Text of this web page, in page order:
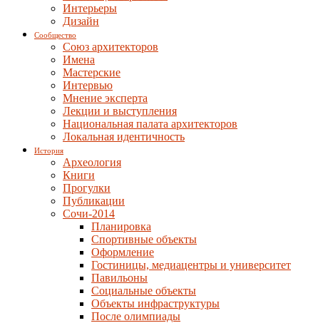
Интерьеры
Дизайн
Сообщество
Союз архитекторов
Имена
Мастерские
Интервью
Мнение эксперта
Лекции и выступления
Национальная палата архитекторов
Локальная идентичность
История
Археология
Книги
Прогулки
Публикации
Сочи-2014
Планировка
Спортивные объекты
Оформление
Гостиницы, медиацентры и университет
Павильоны
Социальные объекты
Объекты инфраструктуры
После олимпиады